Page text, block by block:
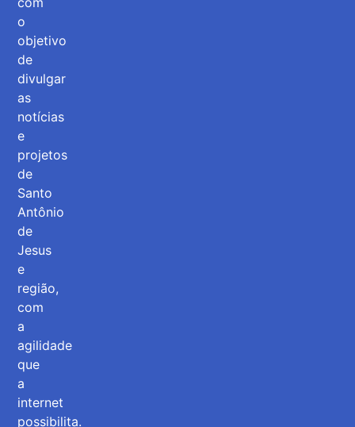
o
objetivo
de
divulgar
as
notícias
e
projetos
de
Santo
Antônio
de
Jesus
e
região,
com
a
agilidade
que
a
internet
possibilita.